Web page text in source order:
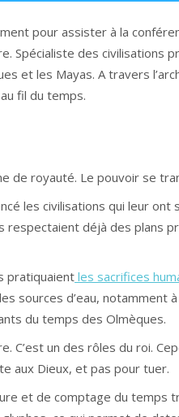
pour assister à la
Spécialiste des civilisations
et les Mayas. A travers
fil du temps.
de royauté. Le pouvoir se
les civilisations qui leur ont
respectaient déjà des plans
pratiquaient les sacrifices
sources d’eau, notamment
du temps des Olmèques.
C’est un des rôles du roi.
aux Dieux, et pas pour tuer.
et de comptage du temps